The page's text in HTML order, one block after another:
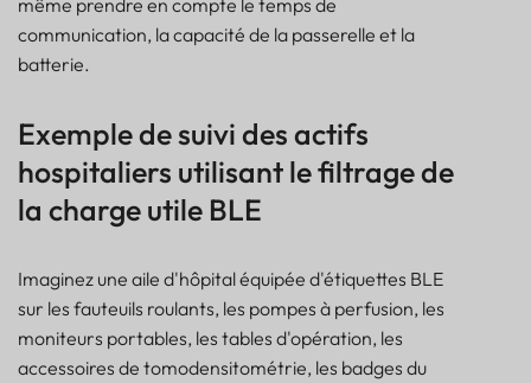
communication, la capacité de la passerelle et la
batterie.
Exemple de suivi des actifs
hospitaliers utilisant le filtrage de
la charge utile BLE
Imaginez une aile d'hôpital équipée d'étiquettes BLE
sur les fauteuils roulants, les pompes à perfusion, les
moniteurs portables, les tables d'opération, les
accessoires de tomodensitométrie, les badges du